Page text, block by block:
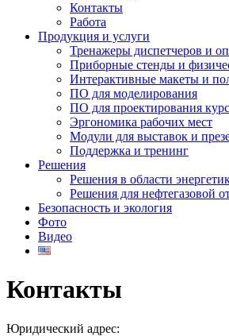
Контакты
Работа
Продукция и услуги
Тренажеры диспетчеров и
Приборные стенды и
Интерактивные макеты и
ПО для моделирования
ПО для проектирования
Эргономика рабочих мест
Модули для выставок и
Поддержка и тренинг
Решения
Решения в области
Решения для нефтегазовой
Безопасность и экология
Фото
Видео
Контакты
Юридический адрес: